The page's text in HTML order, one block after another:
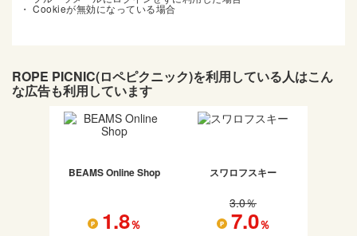
・ Cookieが無効になっている場合
ROPE PICNIC(ロペピクニック)を利用している人はこん
な広告も利用しています
BEAMS Online Shop
1.8％
スワロフスキー
3.0％
7.0％